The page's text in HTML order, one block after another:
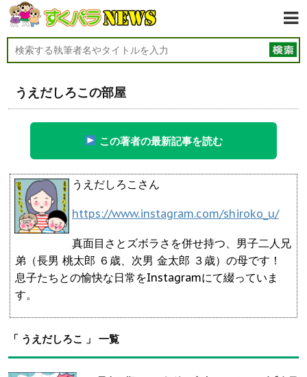
うえだしろこの部屋
この著者の最新記事を読む
うえだしろこさん
https://www.instagram.com/shiroko_u/
真面目さとズボラさを併せ持つ、男子二人兄
弟（長男 桃太郎 ６歳、次男 金太郎 ３歳）の母です！
息子たちとの愉快な日常をInstagramにて綴っていま
す。
「 うえだしろこ 」 一覧